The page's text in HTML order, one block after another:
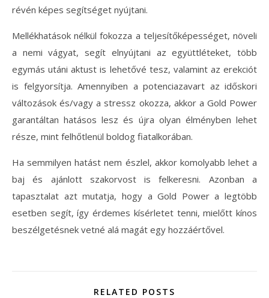
révén képes segítséget nyújtani.
Mellékhatások nélkül fokozza a teljesítőképességet, növeli
a nemi vágyat, segít elnyújtani az együttléteket, több
egymás utáni aktust is lehetővé tesz, valamint az erekciót
is felgyorsítja. Amennyiben a potenciazavart az időskori
változások és/vagy a stressz okozza, akkor a Gold Power
garantáltan hatásos lesz és újra olyan élményben lehet
része, mint felhőtlenül boldog fiatalkorában.
Ha semmilyen hatást nem észlel, akkor komolyabb lehet a
baj és ajánlott szakorvost is felkeresni. Azonban a
tapasztalat azt mutatja, hogy a Gold Power a legtöbb
esetben segít, így érdemes kísérletet tenni, mielőtt kínos
beszélgetésnek vetné alá magát egy hozzáértővel.
RELATED POSTS